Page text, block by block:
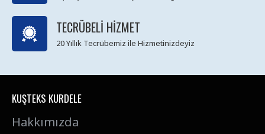
TECRÜBELI HIZMET
20 Yıllık Tecrübemiz ile Hizmetinizdeyiz
KUŞTEKS KURDELE
Hakkımızda